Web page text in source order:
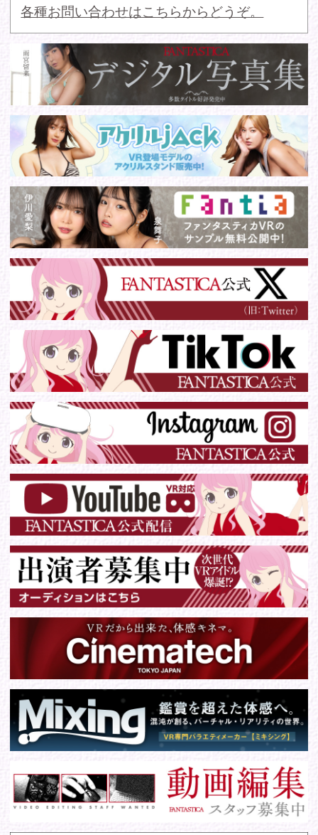
© 2016 FANTASTICA. All Rights Reserved.
このサイトに掲載の写真・文章等の無断転載・転用・引用・複
写・複製行為を禁じます。